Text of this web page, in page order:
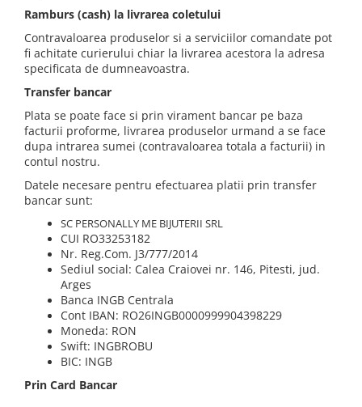
Constelatii si Zodii
Medalioane animalute
Ramburs (cash) la livrarea coletului
Contravaloarea produselor si a serviciilor comandate pot
fi achitate curierului chiar la livrarea acestora la adresa
specificata de dumneavoastra.
Transfer bancar
Plata se poate face si prin virament bancar pe baza
facturii proforme, livrarea produselor urmand a se face
dupa intrarea sumei (contravaloarea totala a facturii) in
contul nostru.
Datele necesare pentru efectuarea platii prin transfer
bancar sunt:
SC PERSONALLY ME BIJUTERII SRL
CUI RO33253182
Nr. Reg.Com. J3/777/2014
Sediul social: Calea Craiovei nr. 146, Pitesti, jud.
Arges
Banca INGB Centrala
Cont IBAN: RO26INGB0000999904398229
Moneda: RON
Swift: INGBROBU
BIC: INGB
Prin Card Bancar